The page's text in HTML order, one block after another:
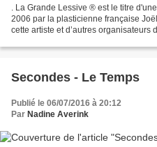
. La Grande Lessive ® est le titre
2006 par la plasticienne française
cette artiste et d’autres organisateurs
Secondes - Le Temps
Publié le 06/07/2016 à 20:12
Par Nadine Averink